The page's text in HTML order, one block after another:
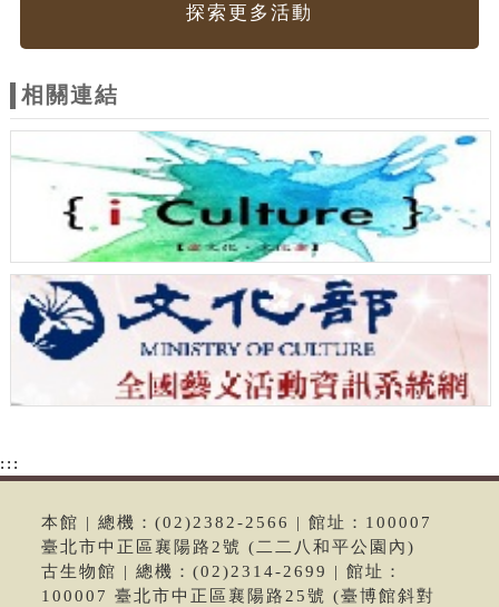
探索更多活動
相關連結
:::
本館 | 總機：(02)2382-2566 | 館址：100007
臺北市中正區襄陽路2號 (二二八和平公園內)
古生物館 | 總機：(02)2314-2699 | 館址：
100007 臺北市中正區襄陽路25號 (臺博館斜對